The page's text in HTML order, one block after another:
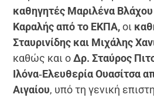
καθηγητές Μαριλένα Βλάχου
Καραλής από το ΕΚΠΑ,οι
Σταυρινίδης και Μιχάλης
καθώς και οΔρ. Σταύρος
Ιλόνα‑Ελευθερία Ουασίτσα
Αιγαίου, υπό τη γενική